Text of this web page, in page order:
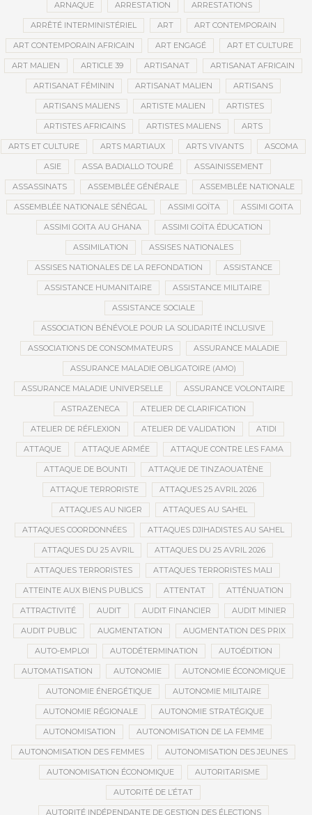
ARNAQUE ARRESTATION ARRESTATIONS
ARRÊTÉ INTERMINISTÉRIEL ART ART CONTEMPORAIN
ART CONTEMPORAIN AFRICAIN ART ENGAGÉ ART ET CULTURE
ART MALIEN ARTICLE 39 ARTISANAT ARTISANAT AFRICAIN
ARTISANAT FÉMININ ARTISANAT MALIEN ARTISANS
ARTISANS MALIENS ARTISTE MALIEN ARTISTES
ARTISTES AFRICAINS ARTISTES MALIENS ARTS
ARTS ET CULTURE ARTS MARTIAUX ARTS VIVANTS ASCOMA
ASIE ASSA BADIALLO TOURÉ ASSAINISSEMENT
ASSASSINATS ASSEMBLÉE GÉNÉRALE ASSEMBLÉE NATIONALE
ASSEMBLÉE NATIONALE SÉNÉGAL ASSIMI GOÏTA ASSIMI GOITA
ASSIMI GOITA AU GHANA ASSIMI GOÏTA ÉDUCATION
ASSIMILATION ASSISES NATIONALES
ASSISES NATIONALES DE LA REFONDATION ASSISTANCE
ASSISTANCE HUMANITAIRE ASSISTANCE MILITAIRE
ASSISTANCE SOCIALE
ASSOCIATION BÉNÉVOLE POUR LA SOLIDARITÉ INCLUSIVE
ASSOCIATIONS DE CONSOMMATEURS ASSURANCE MALADIE
ASSURANCE MALADIE OBLIGATOIRE (AMO)
ASSURANCE MALADIE UNIVERSELLE ASSURANCE VOLONTAIRE
ASTRAZENECA ATELIER DE CLARIFICATION
ATELIER DE RÉFLEXION ATELIER DE VALIDATION ATIDI
ATTAQUE ATTAQUE ARMÉE ATTAQUE CONTRE LES FAMA
ATTAQUE DE BOUNTI ATTAQUE DE TINZAOUATÈNE
ATTAQUE TERRORISTE ATTAQUES 25 AVRIL 2026
ATTAQUES AU NIGER ATTAQUES AU SAHEL
ATTAQUES COORDONNÉES ATTAQUES DJIHADISTES AU SAHEL
ATTAQUES DU 25 AVRIL ATTAQUES DU 25 AVRIL 2026
ATTAQUES TERRORISTES ATTAQUES TERRORISTES MALI
ATTEINTE AUX BIENS PUBLICS ATTENTAT ATTÉNUATION
ATTRACTIVITÉ AUDIT AUDIT FINANCIER AUDIT MINIER
AUDIT PUBLIC AUGMENTATION AUGMENTATION DES PRIX
AUTO-EMPLOI AUTODÉTERMINATION AUTOÉDITION
AUTOMATISATION AUTONOMIE AUTONOMIE ÉCONOMIQUE
AUTONOMIE ÉNERGÉTIQUE AUTONOMIE MILITAIRE
AUTONOMIE RÉGIONALE AUTONOMIE STRATÉGIQUE
AUTONOMISATION AUTONOMISATION DE LA FEMME
AUTONOMISATION DES FEMMES AUTONOMISATION DES JEUNES
AUTONOMISATION ÉCONOMIQUE AUTORITARISME
AUTORITÉ DE L’ÉTAT
AUTORITÉ INDÉPENDANTE DE GESTION DES ÉLECTIONS